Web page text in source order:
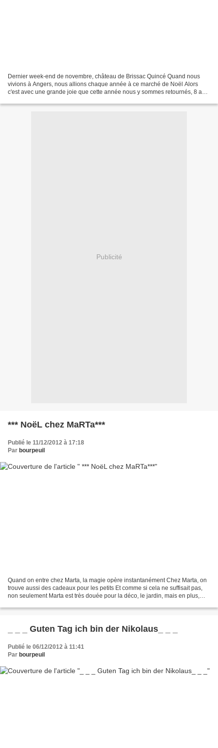
Dernier week-end de novembre, château de Brissac Quincé Quand nous
vivions à Angers, nous allions chaque année à ce marché de Noël Alors
c'est avec une grande joie que cette année nous y sommes retournés, 8 ans
Publicité
*** NoëL chez MaRTa***
Publié le 11/12/2012 à 17:18
Par bourpeuil
Quand on entre chez Marta, la magie opère instantanément Chez Marta, on
trouve aussi des cadeaux pour les petits Et comme si cela ne suffisait pas,
non seulement Marta est très douée pour la déco, le jardin, mais en plus,
_ _ _ Guten Tag ich bin der Nikolaus_ _ _
Publié le 06/12/2012 à 11:41
Par bourpeuil